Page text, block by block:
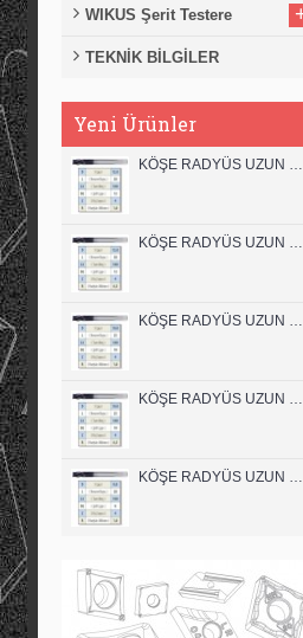
WIKUS Şerit Testere
TEKNİK BİLGİLER
Yeni Ürünler